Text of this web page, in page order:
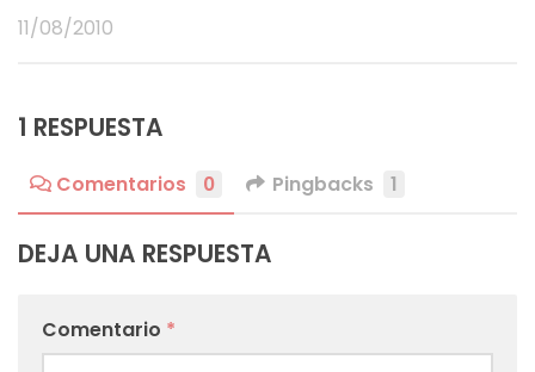
11/08/2010
1 RESPUESTA
Comentarios 0 Pingbacks 1
DEJA UNA RESPUESTA
Comentario *